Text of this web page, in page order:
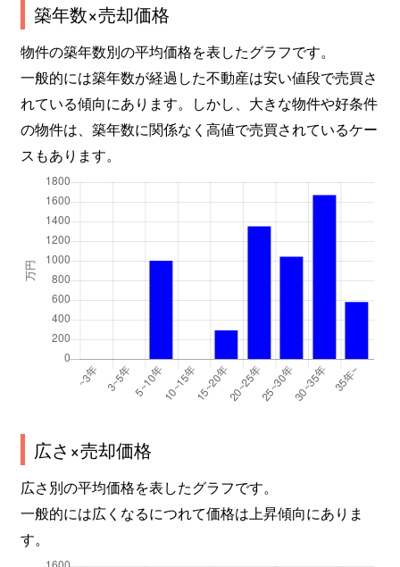
築年数×売却価格
物件の築年数別の平均価格を表したグラフです。
一般的には築年数が経過した不動産は安い値段で売買さ
れている傾向にあります。しかし、大きな物件や好条件
の物件は、築年数に関係なく高値で売買されているケー
スもあります。
広さ×売却価格
広さ別の平均価格を表したグラフです。
一般的には広くなるにつれて価格は上昇傾向にありま
す。